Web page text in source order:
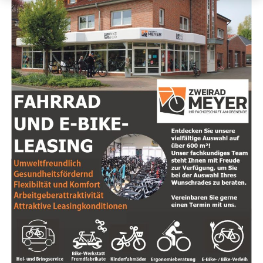
Mys­ti­sche Tra­di­tio­nen: Erhal­te Ein­bli­cke in ver­
schie­de­ne spi­ri­tu­el­le Leh­ren, von Scha­ma­nis­mus
bis zur Kab­ba­la. Ent­de­cke, wie unter­schied­li­che
Kul­tu­ren Spi­ri­tua­li­tät inter­pre­tie­ren und wel­che
Prak­ti­ken dir neue Per­spek­ti­ven bie­ten können.
Selbst­ent­wick­lung
: Lass dich von Tipps zur För­
de­rung von per­sön­li­chem Wachs­tum und Selbst­
be­wusst­sein inspi­rie­ren. Ler­ne, wie du nega­ti­ve
Glau­bens­sät­ze trans­for­mie­ren und dei­ne Zie­le
mit mehr Klar­heit und Zuver­sicht ver­fol­gen
kannst.
Natur­heil­kun­de: Erkun­de die Ver­bin­dun­gen zwi­
schen Spi­ri­tua­li­tät und Gesund­heit, ein­schließ­
lich Heil­kräu­tern und alter­na­ti­ven Heil­me­tho­den.
Fin­de her­aus, wie natür­li­che Heil­mit­tel dein
Im aktu­el­len Ver­brau­cher­schutz­be­richt 2023 erfah­ren
wir, dass 47 Pro­ben von Eis­wür­feln und Crus­hed Ice aus
Gas­tro­no­mie­be­trie­ben unter­sucht wur­den. Das Ergeb­
nis: In 16 die­ser Pro­ben wur­den auf­fäl­lig hohe Gehal­te
an Mikro­or­ga­nis­men fest­ge­stellt, und 6 Pro­ben wie­sen
zusätz­lich sen­so­ri­sche Auf­fäl­lig­kei­ten auf, dar­un­ter
gefähr­li­che coli­for­me Kei­me und Ente­ro­kok­ken. Die­se
hohen Wer­te deu­ten auf poten­zi­el­le Schwach­stel­len in
der Rei­ni­gung und Hygie­ne­pra­xis der Eis­wür­fel­ma­schi­
nen hin.
Der Rat des LAVES
„Erhöh­te Gehal­te an Mikro­or­ga­nis­men in Eis­wür­feln
kön­nen auf unzu­rei­chen­de Rei­ni­gung der Maschi­nen
und man­geln­de Hygie­ne hin­wei­sen“, erläu­tert Prof. Dr.
Eber­hard Haun­horst, Prä­si­dent des LAVES. Die Ergeb­nis­